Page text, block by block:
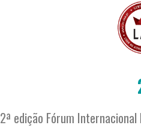
2ª edição Fórum Internacional